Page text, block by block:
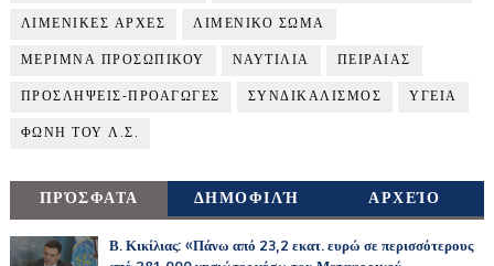
ΛΙΜΕΝΙΚΕΣ ΑΡΧΕΣ ΛΙΜΕΝΙΚΟ ΣΩΜΑ
ΜΕΡΙΜΝΑ ΠΡΟΣΩΠΙΚΟΥ ΝΑΥΤΙΛΙΑ ΠΕΙΡΑΙΑΣ
ΠΡΟΣΛΗΨΕΙΣ-ΠΡΟΑΓΩΓΕΣ ΣΥΝΔΙΚΑΛΙΣΜΟΣ ΥΓΕΙΑ
ΦΩΝΗ ΤΟΥ Λ.Σ.
ΠΡΌΣΦΑΤΑ ΔΗΜΟΦΙΛΉ ΑΡΧΕΊΟ
Β. Κικίλιας: «Πάνω από 23,2 εκατ. ευρώ σε περισσότερους